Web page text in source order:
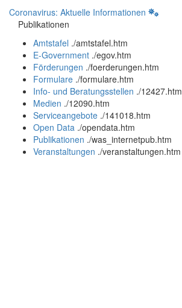
Coronavirus: Aktuelle Informationen
Publikationen
Amtstafel ./amtstafel.htm
E-Government ./egov.htm
Förderungen ./foerderungen.htm
Formulare ./formulare.htm
Info- und Beratungsstellen ./12427.htm
Medien ./12090.htm
Serviceangebote ./141018.htm
Open Data ./opendata.htm
Publikationen ./was_internetpub.htm
Veranstaltungen ./veranstaltungen.htm